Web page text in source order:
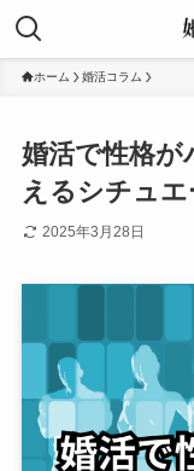
ホーム 婚活コラム
婚活で性格が
えるシチュ
2025年3月28日